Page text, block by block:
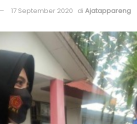
17 September 2020 di Ajatappareng